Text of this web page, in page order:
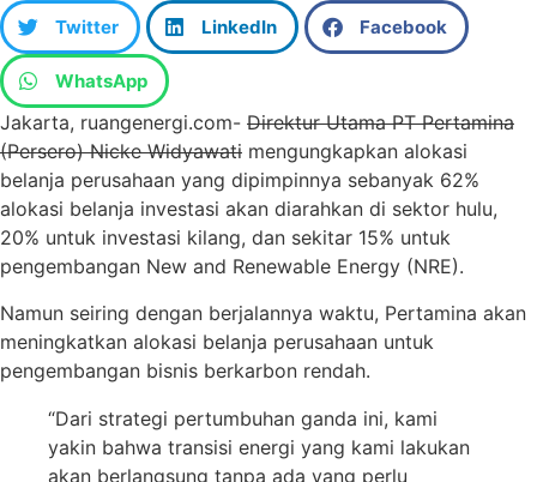
Twitter LinkedIn Facebook
WhatsApp
Jakarta, ruangenergi.com- Direktur Utama PT Pertamina
(Persero) Nicke Widyawati mengungkapkan alokasi
belanja perusahaan yang dipimpinnya sebanyak 62%
alokasi belanja investasi akan diarahkan di sektor hulu,
20% untuk investasi kilang, dan sekitar 15% untuk
pengembangan New and Renewable Energy (NRE).
Namun seiring dengan berjalannya waktu, Pertamina akan
meningkatkan alokasi belanja perusahaan untuk
pengembangan bisnis berkarbon rendah.
“Dari strategi pertumbuhan ganda ini, kami
yakin bahwa transisi energi yang kami lakukan
akan berlangsung tanpa ada yang perlu